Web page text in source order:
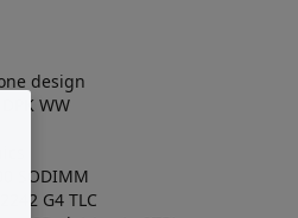
design
WW
SODIMM
G4 TLC